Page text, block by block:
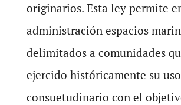
originarios. Esta ley permite
administración espacios
delimitados a comunidades
ejercido históricamente su uso
consuetudinario con el